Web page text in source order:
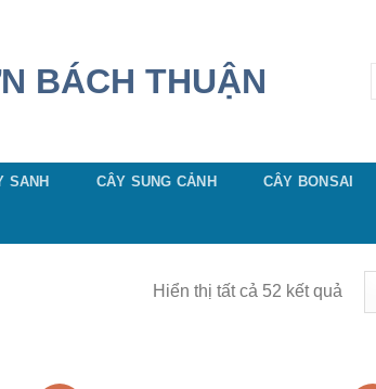
SANH CÂY SUNG CẢNH CÂY BONSAI
Hiển thị tất cả 52 kết quả